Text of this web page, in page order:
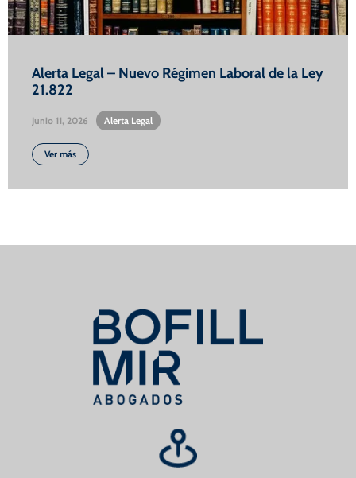
Alerta Legal – Nuevo Régimen Laboral de la Ley
21.822
Junio 11, 2026 Alerta Legal
Ver más